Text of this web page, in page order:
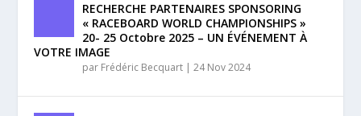
RECHERCHE PARTENAIRES SPONSORING
« RACEBOARD WORLD CHAMPIONSHIPS »
20- 25 Octobre 2025 – UN ÉVÉNEMENT À
VOTRE IMAGE
par Frédéric Becquart |24 Nov 2024